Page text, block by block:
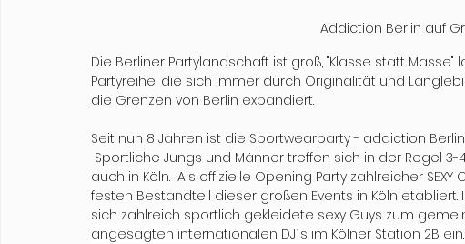
Addiction Berlin auf
Die Berliner Partylandschaft ist groß, "Klasse statt
Partyreihe, die sich immer durch Originalität und
die Grenzen von Berlin expandiert.
Seit nun 8 Jahren ist die Sportwearparty - addiction
Sportliche Jungs und Männer treffen sich in der Regel
auch in Köln.  Als offizielle Opening Party zahlreicher
festen Bestandteil dieser großen Events in Köln etabliert.
sich zahlreich sportlich gekleidete sexy Guys zum
angesagten internationalen DJ´s im Kölner Station 2B ein.